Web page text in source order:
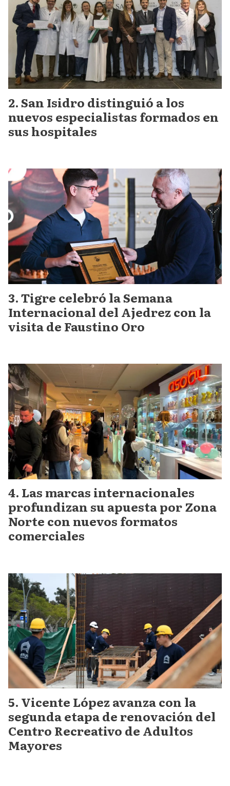
San Isidro distinguió a los
nuevos especialistas formados en
sus hospitales
Tigre celebró la Semana
Internacional del Ajedrez con la
visita de Faustino Oro
Las marcas internacionales
profundizan su apuesta por Zona
Norte con nuevos formatos
comerciales
Vicente López avanza con la
segunda etapa de renovación del
Centro Recreativo de Adultos
Mayores